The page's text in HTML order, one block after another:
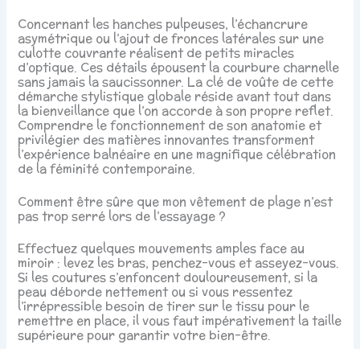
Concernant les hanches pulpeuses, l’échancrure
asymétrique ou l’ajout de fronces latérales sur une
culotte couvrante réalisent de petits miracles
d’optique. Ces détails épousent la courbure charnelle
sans jamais la saucissonner. La clé de voûte de cette
démarche stylistique globale réside avant tout dans
la bienveillance que l’on accorde à son propre reflet.
Comprendre le fonctionnement de son anatomie et
privilégier des matières innovantes transforment
l’expérience balnéaire en une magnifique célébration
de la féminité contemporaine.
Comment être sûre que mon vêtement de plage n’est
pas trop serré lors de l’essayage ?
Effectuez quelques mouvements amples face au
miroir : levez les bras, penchez-vous et asseyez-vous.
Si les coutures s’enfoncent douloureusement, si la
peau déborde nettement ou si vous ressentez
l’irrépressible besoin de tirer sur le tissu pour le
remettre en place, il vous faut impérativement la taille
supérieure pour garantir votre bien-être.